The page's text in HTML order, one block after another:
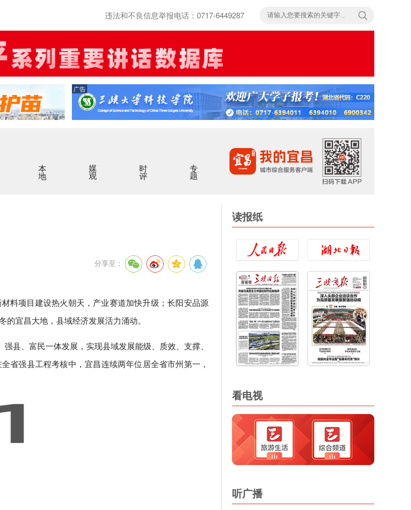
违法和不良信息举报电话：0717-6449287
广告
本地 媒观 时评 专题
分享至：
料项目建设热火朝天，产业赛道加快升级；长阳安品源
宜昌大地，县域经济发展活力涌动。
县、富民一体发展，实现县域发展能级、质效、支撑、
省强县工程考核中，宜昌连续两年位居全省市州第一，
读报纸
看电视
听广播